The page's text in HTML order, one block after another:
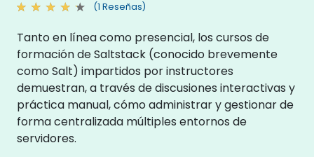
(1 Reseñas)
Tanto en línea como presencial, los cursos de
formación de Saltstack (conocido brevemente
como Salt) impartidos por instructores
demuestran, a través de discusiones interactivas y
práctica manual, cómo administrar y gestionar de
forma centralizada múltiples entornos de
servidores.